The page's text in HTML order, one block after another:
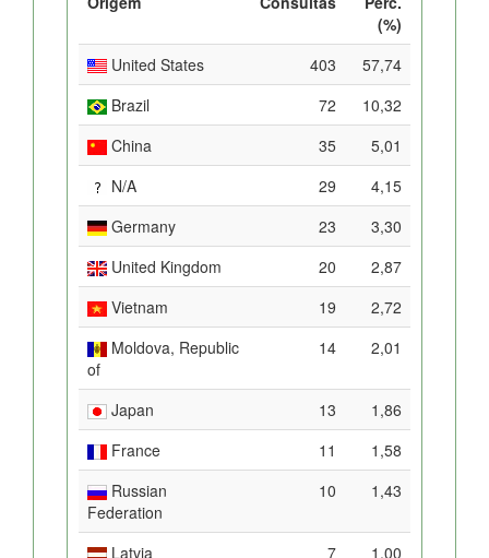
(%)
United States
403
57,74
Brazil
72
10,32
China
35
5,01
N/A
29
4,15
Germany
23
3,30
United Kingdom
20
2,87
Vietnam
19
2,72
Moldova, Republic
of
14 2,01
Japan 13
1,86
France
11
1,58
Russian
Federation
10 1,43
Latvia 7
1,00